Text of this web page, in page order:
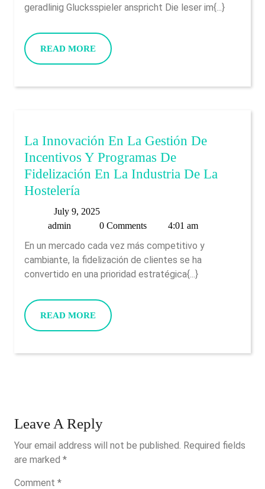
Unter
En
Webseite
geradlinig Glucksspieler anspricht Die leser im{...}
READ MOREREAD
MORE
La Innovación En La Gestión De
Incentivos Y Programas De
Fidelización En La Industria De La
Hostelería
Innovación
Gestión
De
Y
Programas
Fidelización
De
July 9, 2025July
9,
admin 0 Comments 4:01 am
En un mercado cada vez más competitivo y
cambiante, la fidelización de clientes se ha
convertido en una prioridad estratégica{...}
READ MOREREAD
MORE
Leave A Reply
Your email address will not be published. Required fields
are marked *
Comment *